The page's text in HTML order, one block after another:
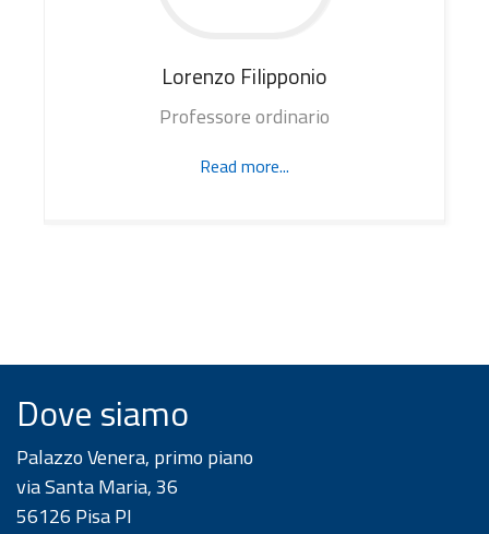
Lorenzo Filipponio
Professore ordinario
Read more...
Dove siamo
Palazzo Venera, primo piano
via Santa Maria, 36
56126 Pisa PI